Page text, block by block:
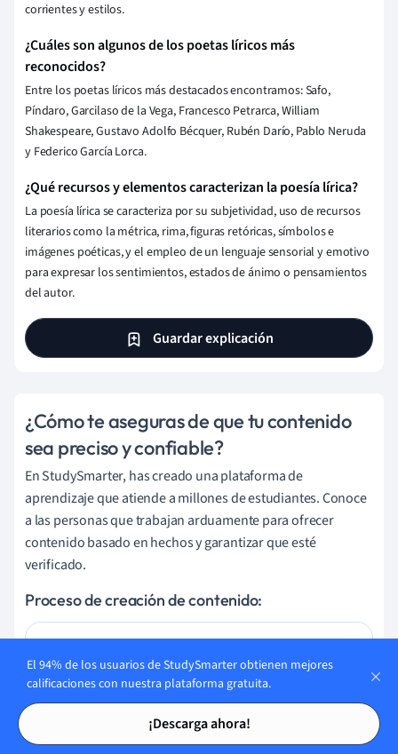
Tarjetas de estudio
Tarjetas de estudio
corrientes y estilos.
¿Cuáles son algunos de los poetas líricos más
reconocidos?
Entre los poetas líricos más destacados encontramos: Safo,
Píndaro, Garcilaso de la Vega, Francesco Petrarca, William
Shakespeare, Gustavo Adolfo Bécquer, Rubén Darío, Pablo Neruda
y Federico García Lorca.
¿Qué recursos y elementos caracterizan la poesía lírica?
La poesía lírica se caracteriza por su subjetividad, uso de recursos
literarios como la métrica, rima, figuras retóricas, símbolos e
imágenes poéticas, y el empleo de un lenguaje sensorial y emotivo
para expresar los sentimientos, estados de ánimo o pensamientos
del autor.
Guardar explicación
¿Cómo te aseguras de que tu contenido
sea preciso y confiable?
En StudySmarter, has creado una plataforma de
aprendizaje que atiende a millones de estudiantes. Conoce
a las personas que trabajan arduamente para ofrecer
contenido basado en hechos y garantizar que esté
verificado.
Proceso de creación de contenido:
Lily Hulatt
Especialista en Contenido Digital
Lily Hulatt es una especialista en contenido digital con más
El 94% de los usuarios de StudySmarter obtienen mejores
calificaciones con nuestra plataforma gratuita.
¡Descarga ahora!